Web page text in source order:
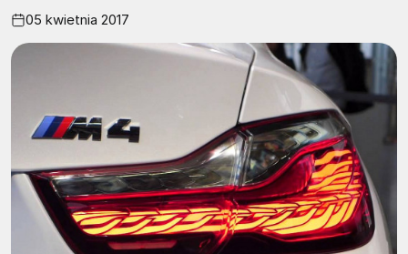
05 kwietnia 2017